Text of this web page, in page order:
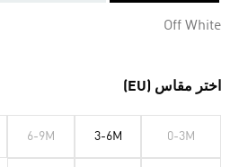
Off White
اختر مقاس (EU)
0-3M
3-6M
6-9M